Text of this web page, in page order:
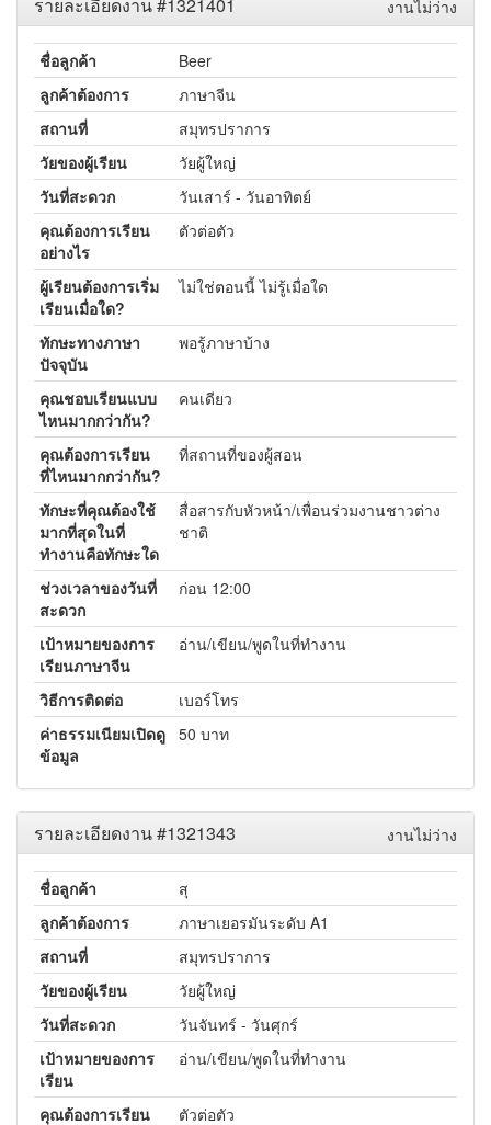
งานไม่ว่าง
ชื่อลูกค้า
Beer
ลูกค้าต้องการ
ภาษาจีน
สถานที่
สมุทรปราการ
วัยของผู้เรียน
วัยผู้ใหญ่
วันที่สะดวก
วันเสาร์ - วันอาทิตย์
คุณต้องการเรียน
อย่างไร
ตัวต่อตัว
ผู้เรียนต้องการเริ่ม
เรียนเมื่อใด?
ไม่ใช่ตอนนี้ ไม่รู้เมื่อใด
ทักษะทางภาษา
ปัจจุบัน
พอรู้ภาษาบ้าง
คุณชอบเรียนแบบ
ไหนมากกว่ากัน?
คนเดียว
คุณต้องการเรียน
ที่ไหนมากกว่ากัน?
ที่สถานที่ของผู้สอน
ทักษะที่คุณต้องใช้
มากที่สุดในที่
ทำงานคือทักษะใด
สื่อสารกับหัวหน้า/เพื่อนร่วมงานชาวต่าง
ชาติ
ช่วงเวลาของวันที่
สะดวก
ก่อน 12:00
เป้าหมายของการ
เรียนภาษาจีน
อ่าน/เขียน/พูดในที่ทำงาน
วิธีการติดต่อ
เบอร์โทร
ค่าธรรมเนียมเปิดดู
ข้อมูล
50 บาท
งานไม่ว่าง
รายละเอียดงาน #1321343
ชื่อลูกค้า
สุ
ลูกค้าต้องการ
ภาษาเยอรมันระดับ A1
สถานที่
สมุทรปราการ
วัยของผู้เรียน
วัยผู้ใหญ่
วันที่สะดวก
วันจันทร์ - วันศุกร์
เป้าหมายของการ
เรียน
อ่าน/เขียน/พูดในที่ทำงาน
คุณต้องการเรียน ตัวต่อตัว